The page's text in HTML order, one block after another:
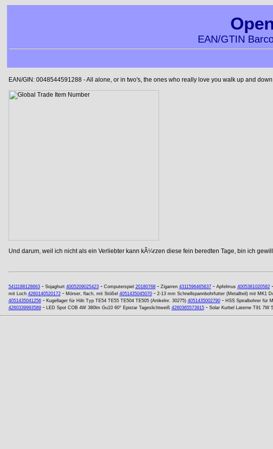
EAN/GTIN
EAN/GIN: 0048544591288 - All alone, or in two's, the ones who really love you walk up and
Und darum, weil ich nicht als ein Verliebter kann kÃ¼rzen diese fein beredten Tage, bin ich
5411188128663- Sojaghurt 4005209025423- Computerspiel 20180768- Zigarren 4311596465637- Apfelmus 4005381020582-
mit Loch 4260140520172- Mörser, flach, mit Stößel 4051435045070- 2-13 mm Schnellspannbohrfutter (Metallteil) mit MK1
4051435041256- Kugellager für Hilti Typ TE54 TE55 TE504 TE505 (Artikelnr. 30275) 4051435002790- HSS Spiralbohrer für
4260339993589- LED Spot COB 4W 380lm Gu10 60° Epistar Tageslichtweiß 4260365573915- Solar Kurbel Laterne T91 7W